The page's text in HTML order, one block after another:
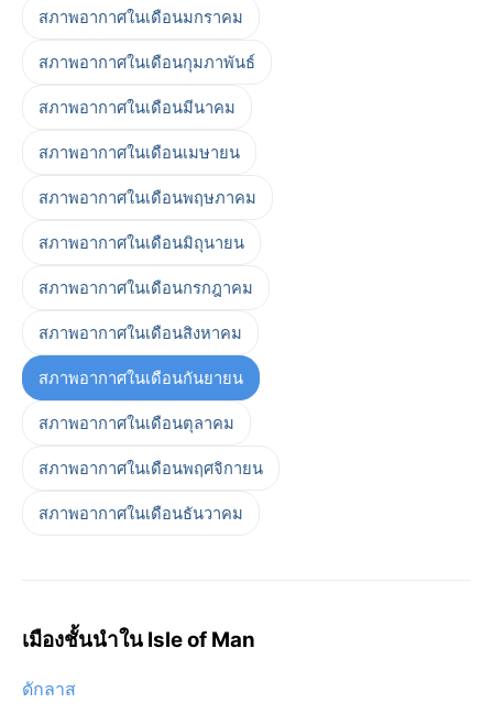
สภาพอากาศในเดือนมกราคม
สภาพอากาศในเดือนกุมภาพันธ์
สภาพอากาศในเดือนมีนาคม
สภาพอากาศในเดือนเมษายน
สภาพอากาศในเดือนพฤษภาคม
สภาพอากาศในเดือนมิถุนายน
สภาพอากาศในเดือนกรกฎาคม
สภาพอากาศในเดือนสิงหาคม
สภาพอากาศในเดือนกันยายน
สภาพอากาศในเดือนตุลาคม
สภาพอากาศในเดือนพฤศจิกายน
สภาพอากาศในเดือนธันวาคม
เมืองชั้นนำใน Isle of Man
ดักลาส